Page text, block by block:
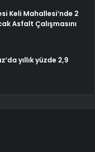
Keli Mahallesi’nde 2
Asfalt Çalışmasını
yıllık yüzde 2,9